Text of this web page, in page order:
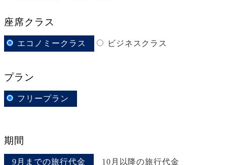
座席クラス
エコノミークラス ビジネスクラス
プラン
フリープラン
期間
9月までの旅行代金 10月以降の旅行代金